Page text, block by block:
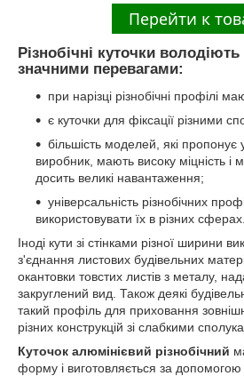
Різнобічні куточки
значними перевагами:
при нарізці різнобічні профілі
є куточки для фіксації різними
більшість моделей, які пропонує
виробник, мають високу міцність і
досить великі навантаження;
універсальність різнобічних
використовувати їх в різних сферах.
Іноді кути зі стінками різної ширини
з'єднання листових будівельних
окантовки товстих листів з металу,
закруглений вид. Також деякі
такий профіль для приховання
різних конструкцій зі слабкими
Куточок алюмінієвий різнобічний
форму і виготовляється за